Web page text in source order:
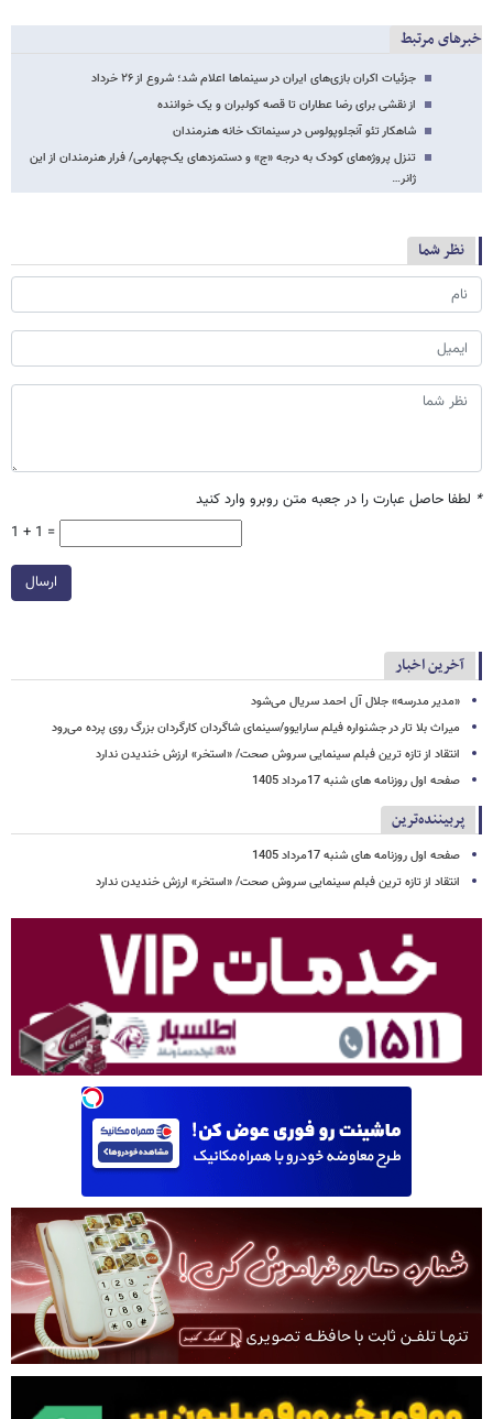
خبرهای مرتبط
جزئیات اکران بازی‌های ایران در سینماها اعلام شد؛ شروع از ۲۶ خرداد
از نقشی برای رضا عطاران تا قصه کولبران و یک خواننده
شاهکار تئو آنجلوپولوس در سینماتک خانه هنرمندان
تنزل پروژه‌های کودک به درجه «ج» و دستمزدهای یک‌چهارمی/ فرار هنرمندان از این
ژانر…
نظر شما
* لطفا حاصل عبارت را در جعبه متن روبرو وارد کنید
1 + 1 =
ارسال
آخرین اخبار
«مدیر مدرسه» جلال آل احمد سریال می‌شود
میراث بلا تار در جشنواره فیلم سارایوو/سینمای شاگردان کارگردان بزرگ روی پرده می‌رود
انتقاد از تازه ترین فبلم سینمایی سروش صحت/ «استخر» ارزش خندیدن ندارد
صفحه اول روزنامه های شنبه 17مرداد 1405
پربیننده‌ترین
صفحه اول روزنامه های شنبه 17مرداد 1405
انتقاد از تازه ترین فبلم سینمایی سروش صحت/ «استخر» ارزش خندیدن ندارد